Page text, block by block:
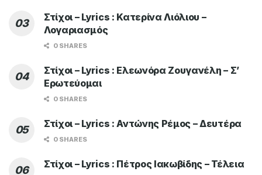
Στίχοι – Lyrics : Κατερίνα Λιόλιου –
Λογαριασμός
0 SHARES
Στίχοι – Lyrics : Ελεωνόρα Ζουγανέλη – Σ’
Ερωτεύομαι
0 SHARES
Στίχοι – Lyrics : Αντώνης Ρέμος – Δευτέρα
0 SHARES
Στίχοι – Lyrics : Πέτρος Ιακωβίδης – Τέλεια